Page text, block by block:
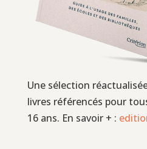
Une sélection
livres référencés pour
16 ans. En savoir + :